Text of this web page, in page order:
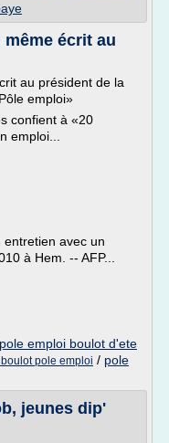
écrit au
au président de la
emploi»
confient à «20
emploi...
entretien avec un
à Hem. -- AFP...
pole emploi boulot d'ete
pole emploi / pole
jeunes dip'